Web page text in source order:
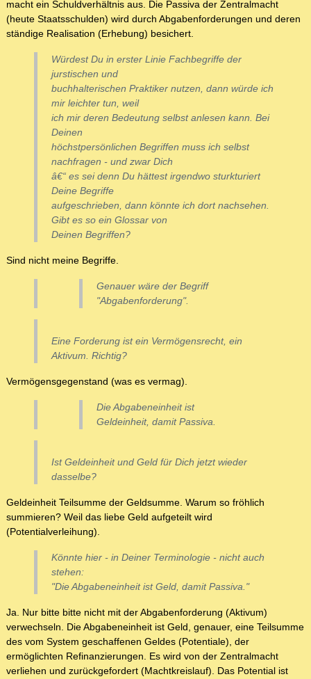
macht ein Schuldverhältnis aus. Die Passiva der Zentralmacht
(heute Staatsschulden) wird durch Abgabenforderungen und deren
ständige Realisation (Erhebung) besichert.
Würdest Du in erster Linie Fachbegriffe der
jurstischen und
buchhalterischen Praktiker nutzen, dann würde ich
mir leichter tun, weil
ich mir deren Bedeutung selbst anlesen kann. Bei
Deinen
höchstpersönlichen Begriffen muss ich selbst
nachfragen - und zwar Dich
â€“ es sei denn Du hättest irgendwo sturkturiert
Deine Begriffe
aufgeschrieben, dann könnte ich dort nachsehen.
Gibt es so ein Glossar von
Deinen Begriffen?
Sind nicht meine Begriffe.
Genauer wäre der Begriff
"Abgabenforderung".
Eine Forderung ist ein Vermögensrecht, ein
Aktivum. Richtig?
Vermögensgegenstand (was es vermag).
Die Abgabeneinheit ist
Geldeinheit, damit Passiva.
Ist Geldeinheit und Geld für Dich jetzt wieder
dasselbe?
Geldeinheit Teilsumme der Geldsumme. Warum so fröhlich
summieren? Weil das liebe Geld aufgeteilt wird
(Potentialverleihung).
Könnte hier - in Deiner Terminologie - nicht auch
stehen:
"Die Abgabeneinheit ist Geld, damit Passiva."
Ja. Nur bitte bitte nicht mit der Abgabenforderung (Aktivum)
verwechseln. Die Abgabeneinheit ist Geld, genauer, eine Teilsumme
des vom System geschaffenen Geldes (Potentiale), der
ermöglichten Refinanzierungen. Es wird von der Zentralmacht
verliehen und zurückgefordert (Machtkreislauf). Das Potential ist